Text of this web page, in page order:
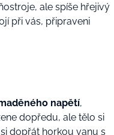
ale spíše hřejivý
při vás, připraveni
napětí,
dopředu, ale tělo si
dopřát horkou vanu s